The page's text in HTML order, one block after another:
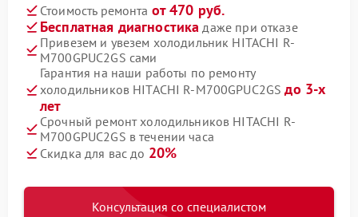
Стоимость ремонта от 470 руб.
Бесплатная диагностика даже при отказе
Привезем и увезем холодильник HITACHI R-
M700GPUC2GS сами
Гарантия на наши работы по ремонту
холодильников HITACHI R-M700GPUC2GSдо 3-х
лет
Срочный ремонт холодильников HITACHI R-
M700GPUC2GS в течении часа
Скидка для вас до 20%
Консультация со специалистом